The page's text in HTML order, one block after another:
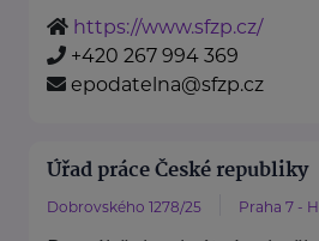
https://www.sfzp.cz/
+420 267 994 369
epodatelna@sfzp.cz
Úřad práce České republiky
Dobrovského 1278/25 Praha 7 -